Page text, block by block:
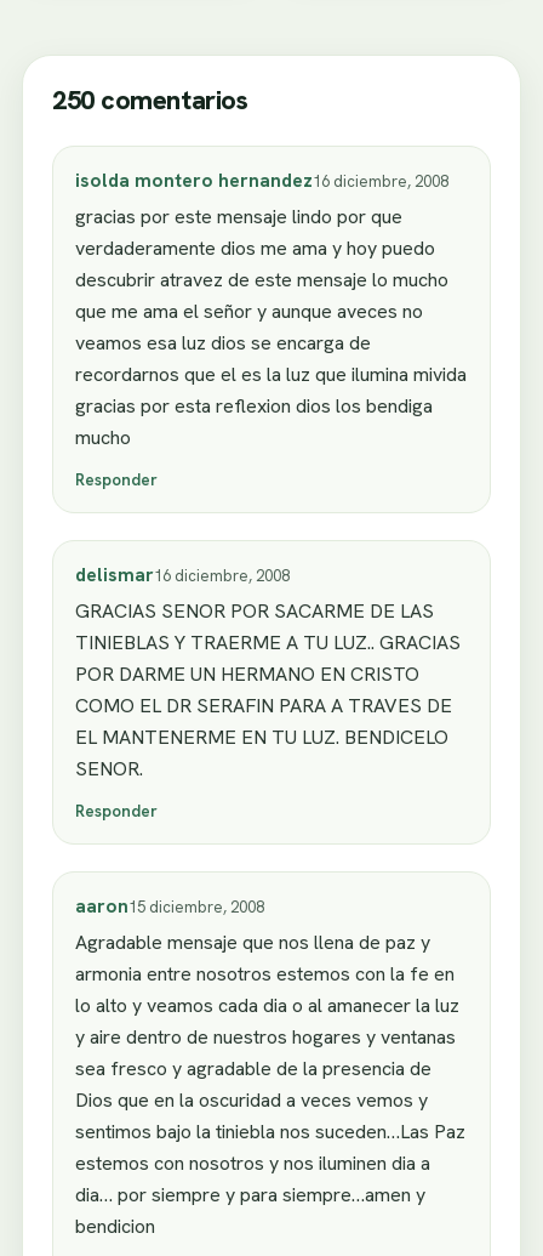
250 comentarios
isolda montero hernandez16 diciembre, 2008
gracias por este mensaje lindo por que
verdaderamente dios me ama y hoy puedo
descubrir atravez de este mensaje lo mucho
que me ama el señor y aunque aveces no
veamos esa luz dios se encarga de
recordarnos que el es la luz que ilumina mivida
gracias por esta reflexion dios los bendiga
mucho
Responder
delismar16 diciembre, 2008
GRACIAS SENOR POR SACARME DE LAS
TINIEBLAS Y TRAERME A TU LUZ.. GRACIAS
POR DARME UN HERMANO EN CRISTO
COMO EL DR SERAFIN PARA A TRAVES DE
EL MANTENERME EN TU LUZ. BENDICELO
SENOR.
Responder
aaron15 diciembre, 2008
Agradable mensaje que nos llena de paz y
armonia entre nosotros estemos con la fe en
lo alto y veamos cada dia o al amanecer la luz
y aire dentro de nuestros hogares y ventanas
sea fresco y agradable de la presencia de
Dios que en la oscuridad a veces vemos y
sentimos bajo la tiniebla nos suceden…Las Paz
estemos con nosotros y nos iluminen dia a
dia… por siempre y para siempre…amen y
bendicion